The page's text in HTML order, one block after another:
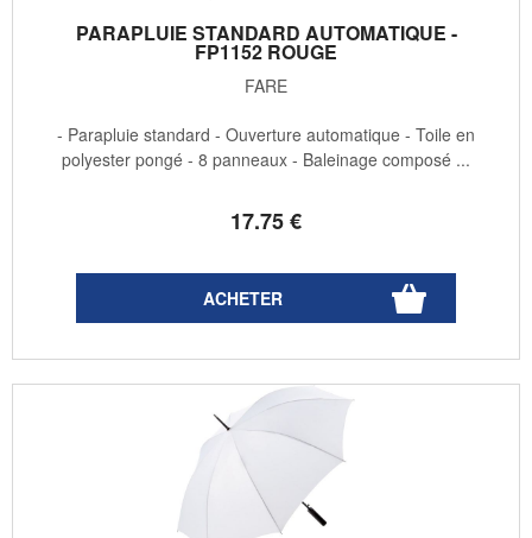
PARAPLUIE STANDARD AUTOMATIQUE -
FP1152 ROUGE
FARE
17.75€
- Parapluie standard - Ouverture automatique - Toile en
polyester pongé - 8 panneaux - Baleinage composé ...